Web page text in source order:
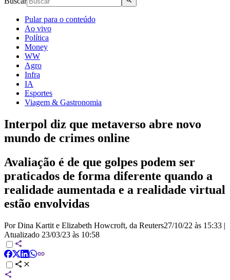
Pular para o conteúdo
Ao vivo
Política
Money
WW
Agro
Infra
IA
Esportes
Viagem & Gastronomia
Interpol diz que metaverso abre novo
mundo de crimes online
Avaliação é de que golpes podem ser
praticados de forma diferente quando a
realidade aumentada e a realidade virtual
estão envolvidas
Por Dina Kartit e Elizabeth Howcroft, da Reuters27/10/22 às 15:33 |
Atualizado 23/03/23 às 10:58